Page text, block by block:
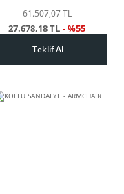
61.507,07 TL
27.678,18 TL - %55
Teklif Al